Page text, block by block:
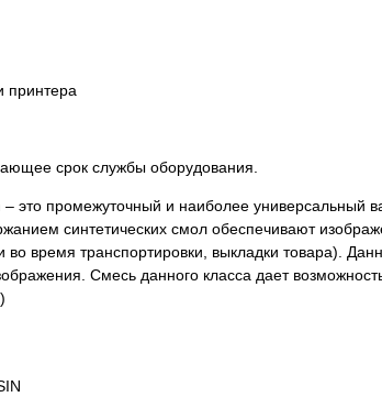
принтера
срок службы оборудования.
– это промежуточный и наиболее
синтетических смол обеспечивают
во время транспортировки, выкладки товара).
Смесь данного класса дает